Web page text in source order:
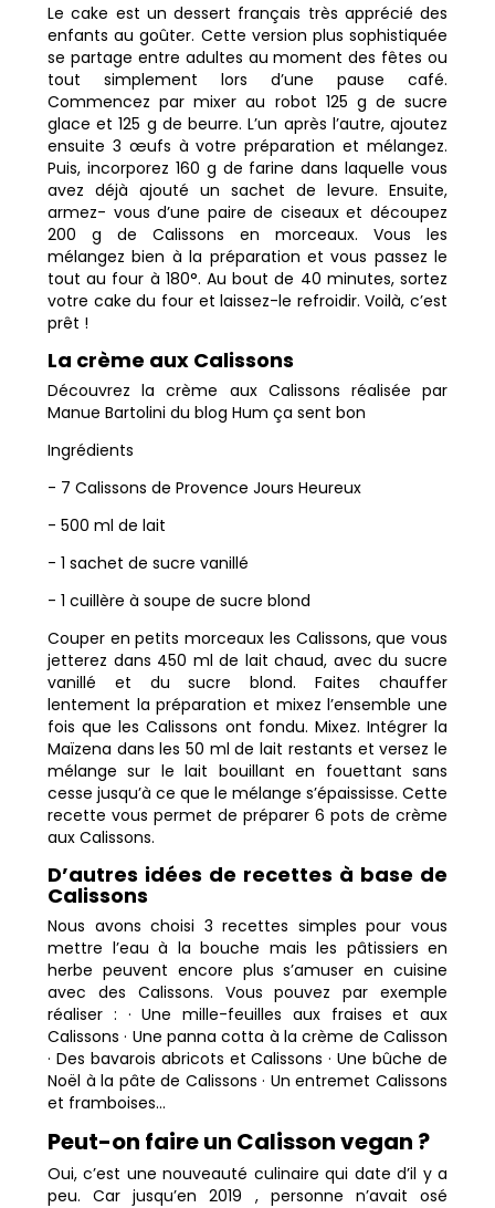
Le cake est un dessert français très apprécié des
enfants au goûter. Cette version plus sophistiquée
se partage entre adultes au moment des fêtes ou
tout simplement lors d’une pause café.
Commencez par mixer au robot 125 g de sucre
glace et 125 g de beurre. L’un après l’autre, ajoutez
ensuite 3 œufs à votre préparation et mélangez.
Puis, incorporez 160 g de farine dans laquelle vous
avez déjà ajouté un sachet de levure. Ensuite,
armez- vous d’une paire de ciseaux et découpez
200 g de Calissons en morceaux. Vous les
mélangez bien à la préparation et vous passez le
tout au four à 180°. Au bout de 40 minutes, sortez
votre cake du four et laissez-le refroidir. Voilà, c’est
prêt !
La crème aux Calissons
Découvrez la crème aux Calissons réalisée par
Manue Bartolini du blog Hum ça sent bon
Ingrédients
- 7 Calissons de Provence Jours Heureux
- 500 ml de lait
- 1 sachet de sucre vanillé
- 1 cuillère à soupe de sucre blond
Couper en petits morceaux les Calissons, que vous
jetterez dans 450 ml de lait chaud, avec du sucre
vanillé et du sucre blond. Faites chauffer
lentement la préparation et mixez l’ensemble une
fois que les Calissons ont fondu. Mixez. Intégrer la
Maïzena dans les 50 ml de lait restants et versez le
mélange sur le lait bouillant en fouettant sans
cesse jusqu’à ce que le mélange s’épaississe. Cette
recette vous permet de préparer 6 pots de crème
aux Calissons.
D’autres idées de recettes à base de
Calissons
Nous avons choisi 3 recettes simples pour vous
mettre l’eau à la bouche mais les pâtissiers en
herbe peuvent encore plus s’amuser en cuisine
avec des Calissons. Vous pouvez par exemple
réaliser : · Une mille-feuilles aux fraises et aux
Calissons · Une panna cotta à la crème de Calisson
· Des bavarois abricots et Calissons · Une bûche de
Noël à la pâte de Calissons · Un entremet Calissons
et framboises…
Peut-on faire un Calisson vegan ?
Oui, c’est une nouveauté culinaire qui date d’il y a
peu. Car jusqu’en 2019 , personne n’avait osé